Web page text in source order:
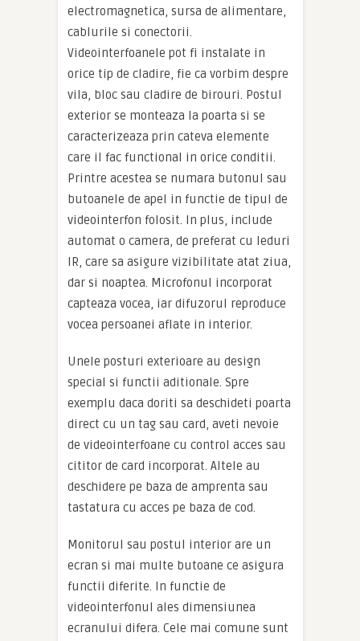
electromagnetica, sursa de alimentare,
cablurile si conectorii.
Videointerfoanele pot fi instalate in
orice tip de cladire, fie ca vorbim despre
vila, bloc sau cladire de birouri. Postul
exterior se monteaza la poarta si se
caracterizeaza prin cateva elemente
care il fac functional in orice conditii.
Printre acestea se numara butonul sau
butoanele de apel in functie de tipul de
videointerfon folosit. In plus, include
automat o camera, de preferat cu leduri
IR, care sa asigure vizibilitate atat ziua,
dar si noaptea. Microfonul incorporat
capteaza vocea, iar difuzorul reproduce
vocea persoanei aflate in interior.
Unele posturi exterioare au design
special si functii aditionale. Spre
exemplu daca doriti sa deschideti poarta
direct cu un tag sau card, aveti nevoie
de videointerfoane cu control acces sau
cititor de card incorporat. Altele au
deschidere pe baza de amprenta sau
tastatura cu acces pe baza de cod.
Monitorul sau postul interior are un
ecran si mai multe butoane ce asigura
functii diferite. In functie de
videointerfonul ales dimensiunea
ecranului difera. Cele mai comune sunt